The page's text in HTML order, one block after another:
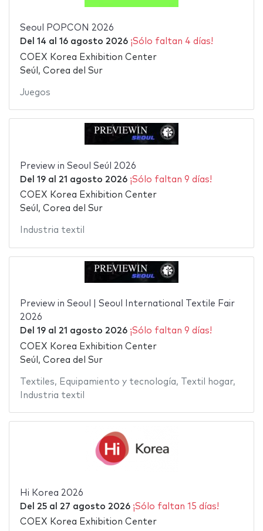
Seoul POPCON 2026
Del 14 al 16 agosto 2026 ¡Sólo faltan 4 días!
COEX Korea Exhibition Center
Seúl, Corea del Sur
Juegos
Preview in Seoul Seúl 2026
Del 19al 21 agosto 2026 ¡Sólo faltan 9 días!
COEX Korea Exhibition Center
Seúl, Corea del Sur
Industria textil
Preview in Seoul | Seoul International Textile Fair
2026
Del 19al 21 agosto 2026 ¡Sólo faltan 9 días!
COEX Korea Exhibition Center
Seúl, Corea del Sur
Textiles, Equipamiento y tecnología, Textil hogar,
Industria textil
Hi Korea 2026
Del 25al 27 agosto 2026 ¡Sólo faltan 15 días!
COEX Korea Exhibition Center